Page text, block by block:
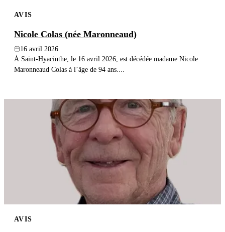
AVIS
Nicole Colas (née Maronneaud)
16 avril 2026
À Saint-Hyacinthe, le 16 avril 2026, est décédée madame Nicole
Maronneaud Colas à l’âge de 94 ans....
AVIS